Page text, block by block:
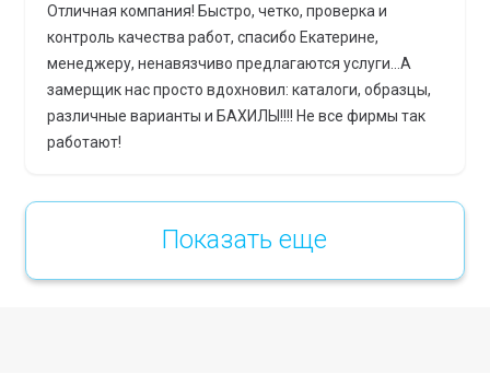
Отличная компания! Быстро, четко, проверка и
контроль качества работ, спасибо Екатерине,
менеджеру, ненавязчиво предлагаются услуги...А
замерщик нас просто вдохновил: каталоги, образцы,
различные варианты и БАХИЛЫ!!!! Не все фирмы так
работают!
Показать еще